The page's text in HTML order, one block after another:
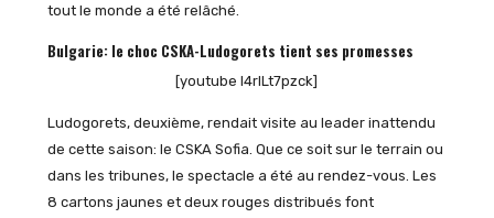
tout le monde a été relâché.
Bulgarie: le choc CSKA-Ludogorets tient ses promesses
[youtube l4rlLt7pzck]
Ludogorets, deuxième, rendait visite au leader inattendu
de cette saison: le CSKA Sofia. Que ce soit sur le terrain ou
dans les tribunes, le spectacle a été au rendez-vous. Les
8 cartons jaunes et deux rouges distribués font